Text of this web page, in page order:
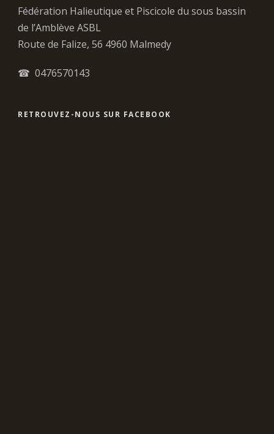
Fédération Halieutique et Piscicole du sous bassin
de l’Amblève ASBL
Route de Falize, 56 4960 Malmedy
☎ 0476570143
RETROUVEZ-NOUS SUR FACEBOOK